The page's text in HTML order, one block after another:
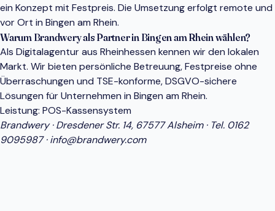
ein Konzept mit Festpreis. Die Umsetzung erfolgt remote und
vor Ort in Bingen am Rhein.
Warum Brandwery als Partner in Bingen am Rhein wählen?
Als Digitalagentur aus Rheinhessen kennen wir den lokalen
Markt. Wir bieten persönliche Betreuung, Festpreise ohne
Überraschungen und TSE-konforme, DSGVO-sichere
Lösungen für Unternehmen in Bingen am Rhein.
Leistung: POS-Kassensystem
Brandwery · Dresdener Str. 14, 67577 Alsheim · Tel. 0162
9095987·info@brandwery.com